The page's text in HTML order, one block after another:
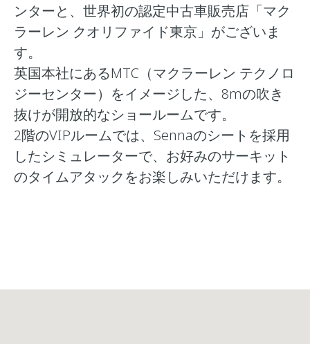
ンターと、世界初の認定中古車販売店「マク
ラーレン クオリファイド東京」がございま
す。
英国本社にあるMTC（マクラーレン テクノロ
ジーセンター）をイメージした、8mの吹き
抜けが開放的なショールームです。
2階のVIPルームでは、Sennaのシートを採用
したシミュレーターで、お好みのサーキット
のタイムアタックをお楽しみいただけます。